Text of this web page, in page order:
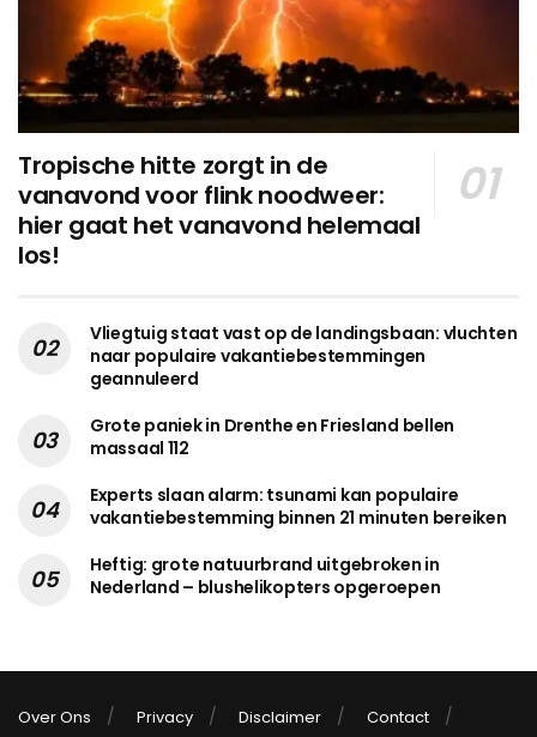
Tropische hitte zorgt in de
vanavond voor flink noodweer:
hier gaat het vanavond helemaal
los!
Vliegtuig staat vast op de landingsbaan: vluchten
naar populaire vakantiebestemmingen
geannuleerd
Grote paniek in Drenthe en Friesland bellen
massaal 112
Experts slaan alarm: tsunami kan populaire
vakantiebestemming binnen 21 minuten bereiken
Heftig: grote natuurbrand uitgebroken in
Nederland – blushelikopters opgeroepen
Over Ons Privacy Disclaimer
Contact